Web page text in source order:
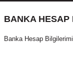
BANKA HESAP
Banka Hesap